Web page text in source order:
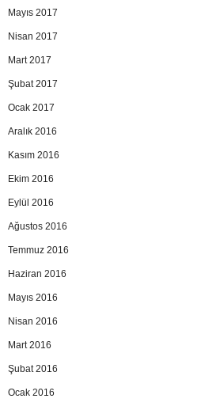
Mayıs 2017
Nisan 2017
Mart 2017
Şubat 2017
Ocak 2017
Aralık 2016
Kasım 2016
Ekim 2016
Eylül 2016
Ağustos 2016
Temmuz 2016
Haziran 2016
Mayıs 2016
Nisan 2016
Mart 2016
Şubat 2016
Ocak 2016